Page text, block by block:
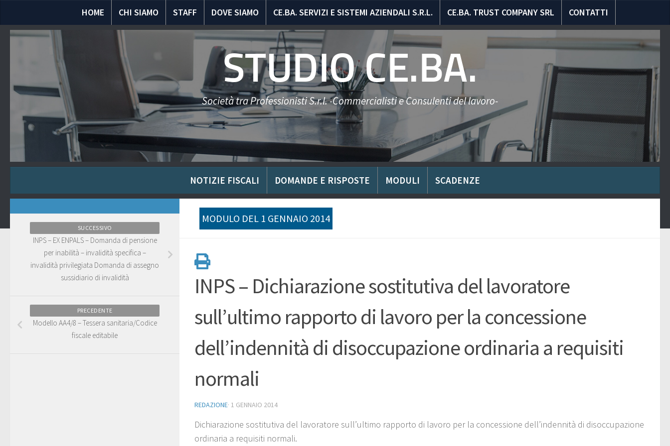
HOME CHI SIAMO STAFF DOVE SIAMO CE.BA. SERVIZI E SISTEMI AZIENDALI S.R.L. CE.BA. TRUST COMPANY SRL CONTATTI
STUDIO CE.BA.
Società tra Professionisti S.r.l. -Commercialisti e Consulenti del lavoro-
NOTIZIE FISCALI DOMANDE E RISPOSTE MODULI SCADENZE
MODULO DEL 1 GENNAIO 2014
INPS – Dichiarazione sostitutiva del lavoratore
sull’ultimo rapporto di lavoro per la concessione
dell’indennità di disoccupazione ordinaria a requisiti
normali
REDAZIONE· 1 GENNAIO 2014
Dichiarazione sostitutiva del lavoratore sull’ultimo rapporto di lavoro per la concessione dell’indennità di disoccupazione
ordinaria a requisiti normali.
SUCCESSIVO
INPS – EX ENPALS – Domanda di pensione
per inabilità – invalidità specifica –
invalidità privilegiata Domanda di assegno
sussidiario di invalidità
PRECEDENTE
Modello AA4/8 – Tessera sanitaria/Codice
fiscale editabile